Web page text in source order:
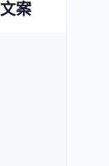
案